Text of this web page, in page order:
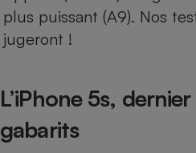
plus puissant (A9). Nos
jugeront !
L’iPhone 5s,
gabarits